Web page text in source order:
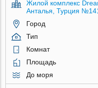
Жилой комплекс
Анталья, Турция
Город
Тип
Комнат
Площадь
До моря